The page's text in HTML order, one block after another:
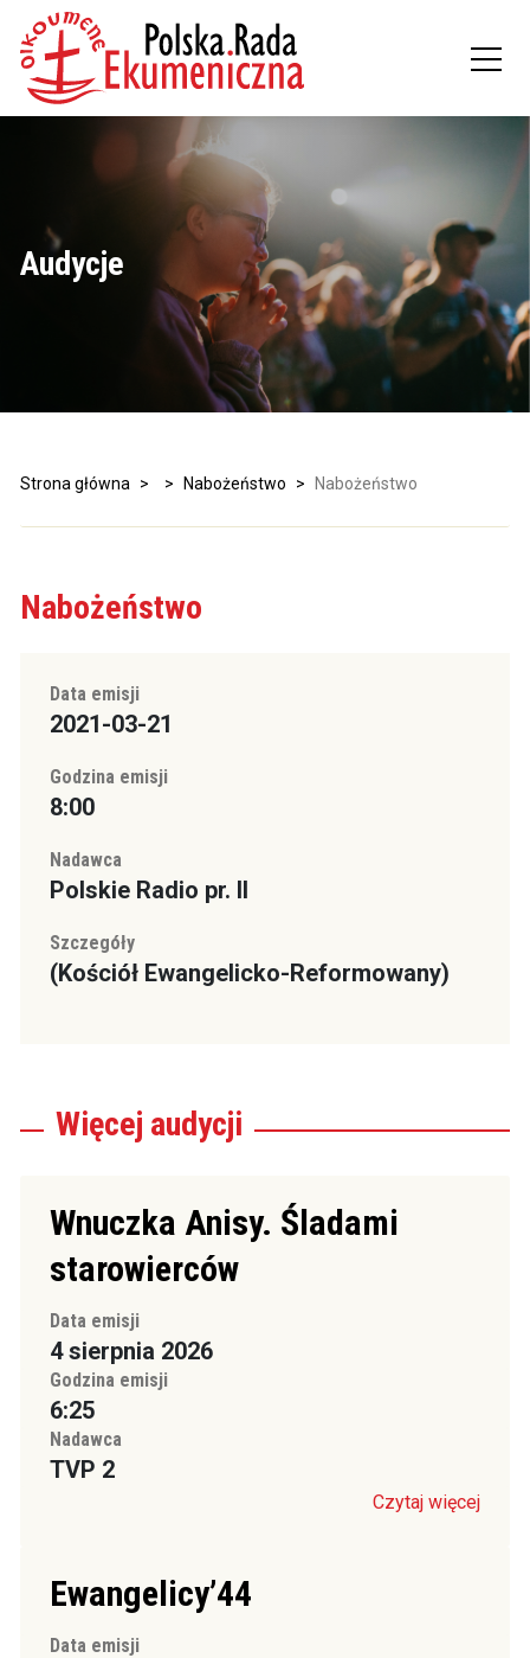
Audycje
Strona główna > > Nabożeństwo > Nabożeństwo
Nabożeństwo
Data emisji
2021-03-21
Godzina emisji
8:00
Nadawca
Polskie Radio pr. II
Szczegóły
(Kościół Ewangelicko-Reformowany)
Więcej audycji
Wnuczka Anisy. Śladami
starowierców
Data emisji
4 sierpnia 2026
Godzina emisji
6:25
Nadawca
TVP 2
Czytaj więcej
Ewangelicy’44
Data emisji